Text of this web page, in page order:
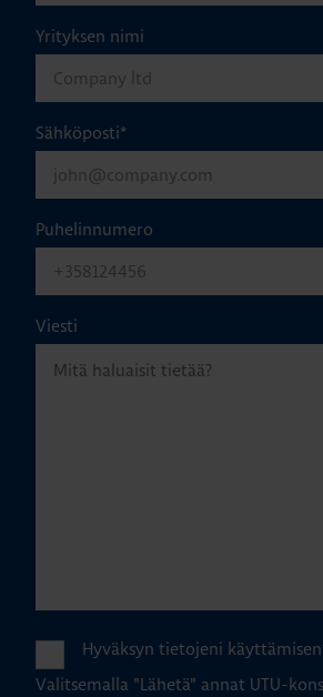
Yrityksen nimi
Sähköposti*
Puhelinnumero
Viesti
Hyväksyn tietojeni käyttämisen
Valitsemalla "Lähetä" annat UTU-